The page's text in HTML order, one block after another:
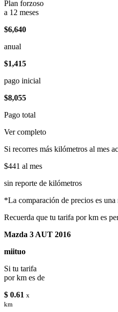
Plan forzoso
a 12 meses
$6,640
anual
$1,415
pago inicial
$8,055
Pago total
Ver completo
Si recorres más kilómetros al mes
$441 al mes
sin reporte de kilómetros
*La comparación de precios es
Recuerda que tu tarifa por km es
Mazda 3 AUT 2016
miituo
Si tu tarifa
por km es de
$ 0.61 x
km